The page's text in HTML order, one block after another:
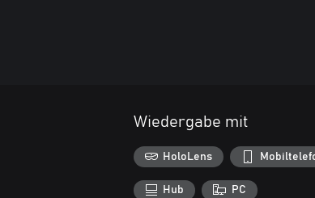
Wiedergabe mit
HoloLens
Hub PC